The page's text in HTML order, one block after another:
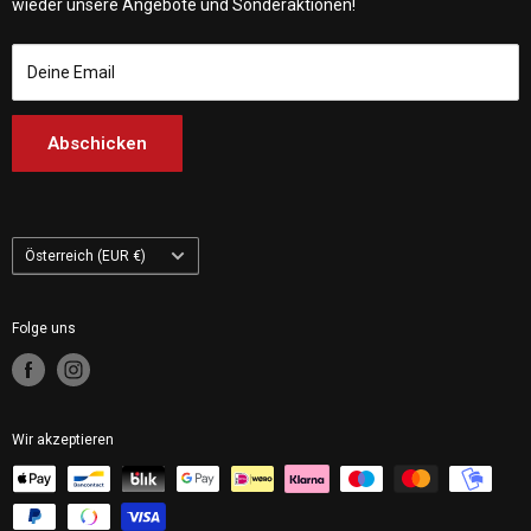
wieder unsere Angebote und Sonderaktionen!
Deine Email
Abschicken
Bedingungen der Dienstleistung
Customhoj Frankreich
Customhoj Italien
Customhoj Niederlande
Customhoj Finnland
Land/Region
Österreich (EUR €)
Folge uns
Wir akzeptieren